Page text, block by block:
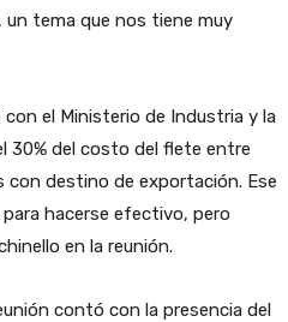
tema que nos tiene muy
el Ministerio de Industria y la
30% del costo del flete entre
con destino de exportación. Ese
hacerse efectivo, pero
en la reunión.
contó con la presencia del